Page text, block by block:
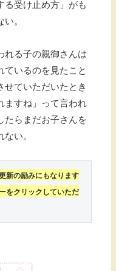
る受け止め方」がも
。
れる子の親御さんは
ているのを見たこと
せていただいたとき
ますね」って言われ
たらまだお子さんを
い。
新の励みにもなります
をクリックしていただ